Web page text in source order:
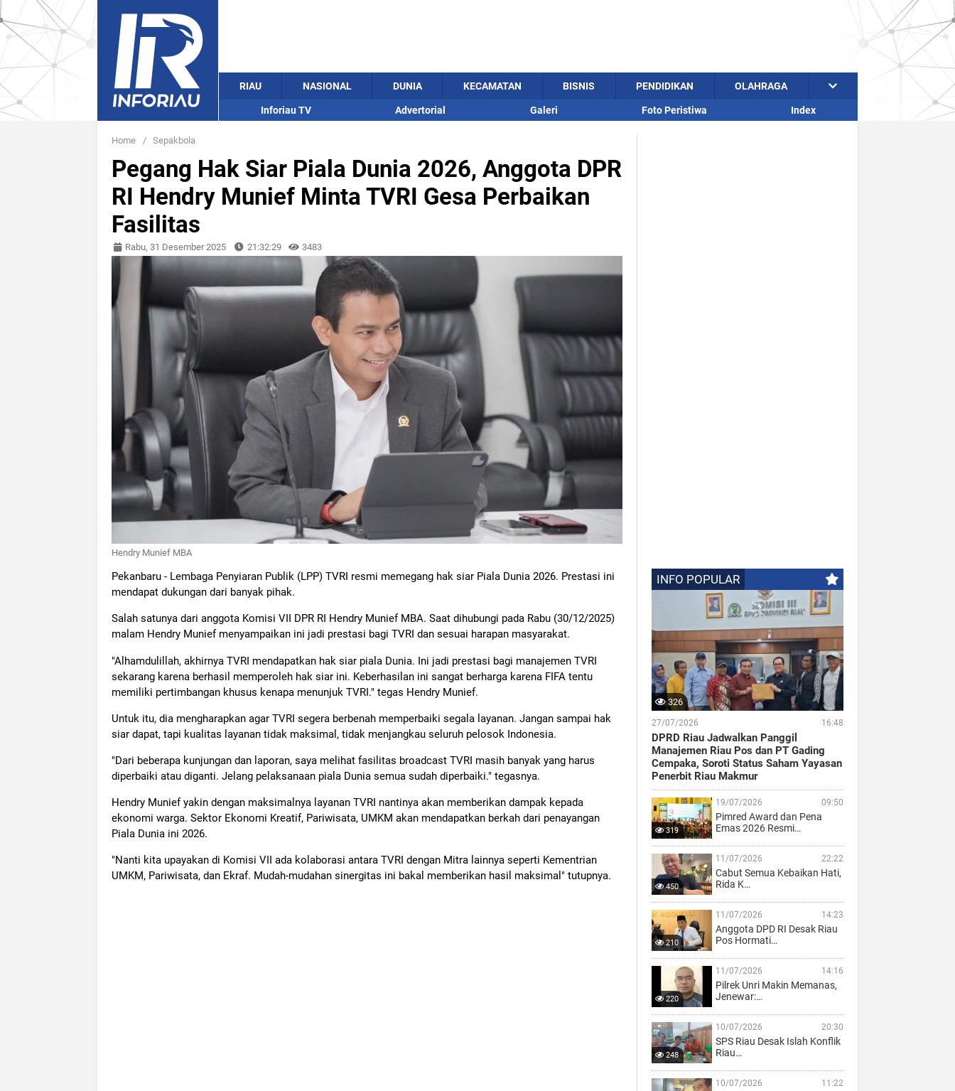
RIAU NASIONAL DUNIA KECAMATAN BISNIS PENDIDIKAN OLAHRAGA
Inforiau TV Advertorial Galeri Foto Peristiwa Index
Home / Sepakbola
Pegang Hak Siar Piala Dunia 2026, Anggota DPR
RI Hendry Munief Minta TVRI Gesa Perbaikan
Fasilitas
Rabu, 31 Desember 2025 21:32:29 3483
Hendry Munief MBA
Pekanbaru - Lembaga Penyiaran Publik (LPP) TVRI resmi memegang hak siar Piala Dunia 2026. Prestasi ini
mendapat dukungan dari banyak pihak.
Salah satunya dari anggota Komisi VII DPR RI Hendry Munief MBA. Saat dihubungi pada Rabu (30/12/2025)
malam Hendry Munief menyampaikan ini jadi prestasi bagi TVRI dan sesuai harapan masyarakat.
"Alhamdulillah, akhirnya TVRI mendapatkan hak siar piala Dunia. Ini jadi prestasi bagi manajemen TVRI
sekarang karena berhasil memperoleh hak siar ini. Keberhasilan ini sangat berharga karena FIFA tentu
memiliki pertimbangan khusus kenapa menunjuk TVRI." tegas Hendry Munief.
Untuk itu, dia mengharapkan agar TVRI segera berbenah memperbaiki segala layanan. Jangan sampai hak
siar dapat, tapi kualitas layanan tidak maksimal, tidak menjangkau seluruh pelosok Indonesia.
"Dari beberapa kunjungan dan laporan, saya melihat fasilitas broadcast TVRI masih banyak yang harus
diperbaiki atau diganti. Jelang pelaksanaan piala Dunia semua sudah diperbaiki." tegasnya.
Hendry Munief yakin dengan maksimalnya layanan TVRI nantinya akan memberikan dampak kepada
ekonomi warga. Sektor Ekonomi Kreatif, Pariwisata, UMKM akan mendapatkan berkah dari penayangan
Piala Dunia ini 2026.
"Nanti kita upayakan di Komisi VII ada kolaborasi antara TVRI dengan Mitra lainnya seperti Kementrian
UMKM, Pariwisata, dan Ekraf. Mudah-mudahan sinergitas ini bakal memberikan hasil maksimal" tutupnya.
INFO POPULAR
326
27/07/2026 16:48
DPRD Riau Jadwalkan Panggil
Manajemen Riau Pos dan PT Gading
Cempaka, Soroti Status Saham Yayasan
Penerbit Riau Makmur
319
19/07/2026 09:50
Pimred Award dan Pena
Emas 2026 Resmi…
450
11/07/2026 22:22
Cabut Semua Kebaikan Hati,
Rida K…
210
11/07/2026 14:23
Anggota DPD RI Desak Riau
Pos Hormati…
220
11/07/2026 14:16
Pilrek Unri Makin Memanas,
Jenewar:…
248
10/07/2026 20:30
SPS Riau Desak Islah Konflik
Riau…
10/07/2026 11:22